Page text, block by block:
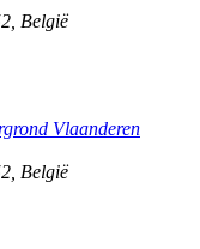
België
Vlaanderen
België